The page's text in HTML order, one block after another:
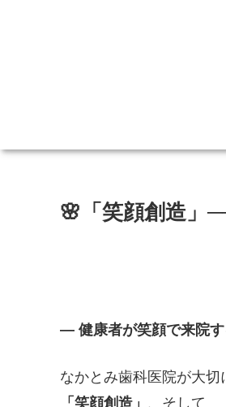
🌸「笑顔創造」
― 健康者が笑顔で来院
なかとみ歯科医院が大切
「笑顔創造」 、そして